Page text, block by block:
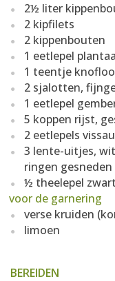
2½ liter
2 kipfilets
2 kippenbouten
1 eetlepel
1 teentje
2 sjalotten,
1 eetlepel
5 koppen rijst,
2 eetlepels
3 lente-uitjes,
ringen gesneden
½ theelepel
voor de garnering
verse kruiden
limoen
BEREIDEN